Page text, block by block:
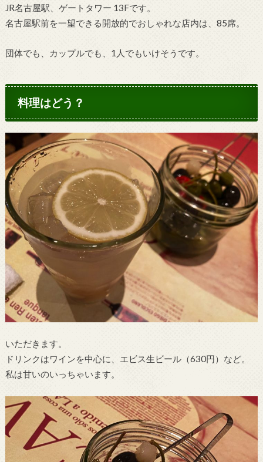
JR名古屋駅、ゲートタワー 13Fです。
名古屋駅前を一望できる開放的でおしゃれな店内は、85席。
団体でも、カップルでも、1人でもいけそうです。
料理はどう？
いただきます。
ドリンクはワインを中心に、エビス生ビール（630円）など。
私は甘いのいっちゃいます。